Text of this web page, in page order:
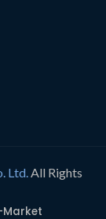
Ltd. All Rights